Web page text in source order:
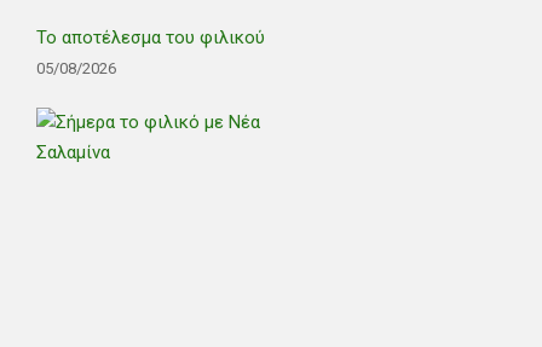
Το αποτέλεσμα του φιλικού
05/08/2026